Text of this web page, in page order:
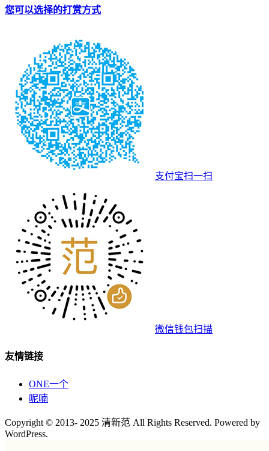
您可以选择的打赏方式
支付宝扫一扫
微信钱包扫描
友情链接
ONE一个
呢喃
Copyright © 2013- 2025 清新范 All Rights Reserved. Powered by
WordPress.